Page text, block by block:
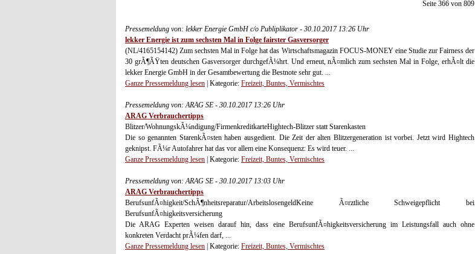
Seite 366 von 809
Pressemeldung von: lekker Energie GmbH c/o Publiplikator - 30.10.2017 13:26 Uhr
lekker Energie ist zum sechsten Mal in Folge fairster Gasversorger
(NL/4165154142) Zum sechsten Mal in Folge hat das Wirtschaftsmagazin FOCUS-MONEY eine Studie zur Fairness der
30 grÃ¶ÃŸten deutschen Gasversorger durchgefÃ¼hrt. Und erneut, nÃ¤mlich zum sechsten Mal in Folge, erhÃ¤lt die
lekker Energie GmbH in der Gesamtbewertung die Bestnote sehr gut. ...
Ganze Pressemeldung lesen | Kategorie: Freizeit, Buntes, Vermischtes
Pressemeldung von: ARAG SE - 30.10.2017 13:26 Uhr
ARAG Verbrauchertipps
Blitzer/WohnungskÃ¼ndigung/FirmenkreditkarteHightech-Blitzer statt Starenkasten
Die so genannten StarenkÃ¤sten haben ausgedient. Die Zeit der alten Blitzergeneration ist vorbei. Jetzt wird Hightech
geknipst. FÃ¼r Autofahrer hat das vor allem eine Konsequenz: Es wird teuer. ...
Ganze Pressemeldung lesen | Kategorie: Freizeit, Buntes, Vermischtes
Pressemeldung von: ARAG SE - 30.10.2017 13:03 Uhr
ARAG Verbrauchertipps
BerufsunfÃ¤higkeit/SchÃ¶nheitsreparatur/ArbeitslosengeldKeine Ã¤rztliche Schweigepflicht bei
BerufsunfÃ¤higkeitsversicherung
Die ARAG Experten weisen darauf hin, dass eine BerufsunfÃ¤higkeitsversicherung im Leistungsfall auch ohne
konkreten Verdacht prÃ¼fen darf, ...
Ganze Pressemeldung lesen | Kategorie: Freizeit, Buntes, Vermischtes